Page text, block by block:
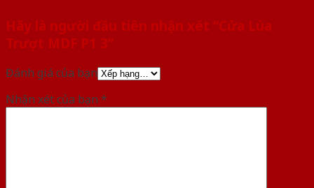
Hãy là người đầu tiên nhận xét “Cửa Lùa
Trượt MDF P1 3”
Đánh giá của bạn
Nhận xét của bạn *